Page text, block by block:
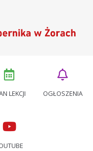
LEKCJI OGŁOSZENIA